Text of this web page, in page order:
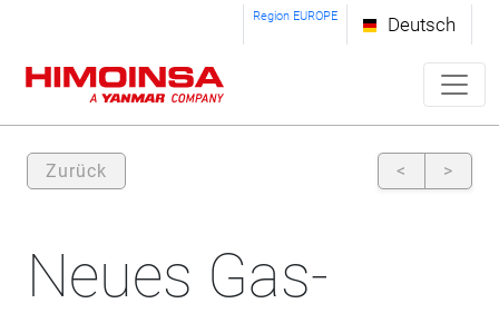
Region EUROPE Deutsch
Zurück < >
Neues Gas-